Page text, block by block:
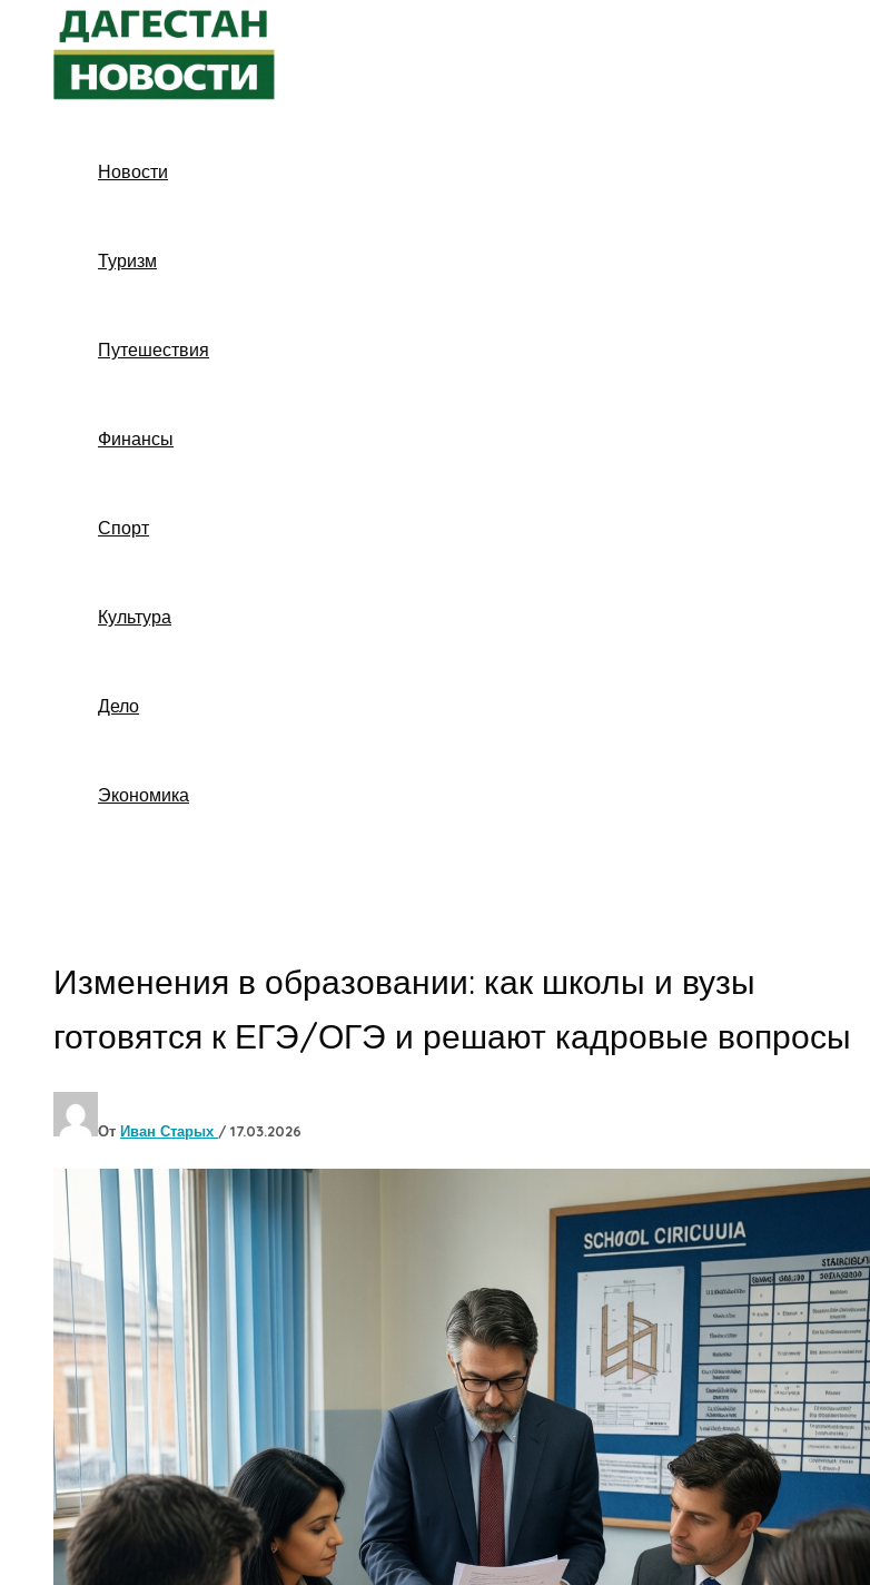
Перейти
содержимому
Новости
Туризм
Путешествия
Финансы
Спорт
Культура
Дело
Экономика
Изменения в образовании: как школы и вузы
готовятся к ЕГЭ/ОГЭ и решают кадровые вопросы
От Иван Старых / 17.03.2026